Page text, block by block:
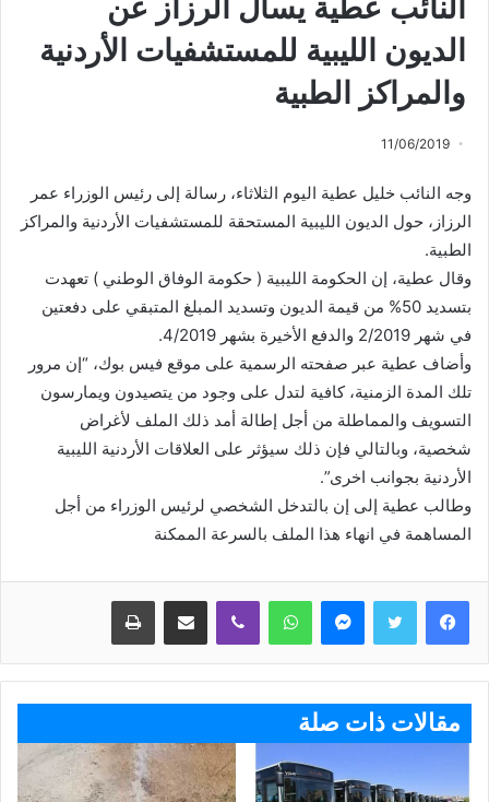
النائب عطية يسأل الرزاز عن
الديون الليبية للمستشفيات الأردنية
والمراكز الطبية
11/06/2019
وجه النائب خليل عطية اليوم الثلاثاء، رسالة إلى رئيس الوزراء عمر
الرزاز، حول الديون الليبية المستحقة للمستشفيات الأردنية والمراكز
الطبية.
وقال عطية، إن الحكومة الليبية ( حكومة الوفاق الوطني ) تعهدت
بتسديد 50% من قيمة الديون وتسديد المبلغ المتبقي على دفعتين
في شهر 2/2019 والدفع الأخيرة بشهر 4/2019.
وأضاف عطية عبر صفحته الرسمية على موقع فيس بوك، “إن مرور
تلك المدة الزمنية، كافية لتدل على وجود من يتصيدون ويمارسون
التسويف والمماطلة من أجل إطالة أمد ذلك الملف لأغراض
شخصية، وبالتالي فإن ذلك سيؤثر على العلاقات الأردنية الليبية
الأردنية بجوانب اخرى”.
وطالب عطية إلى إن بالتدخل الشخصي لرئيس الوزراء من أجل
المساهمة في انهاء هذا الملف بالسرعة الممكنة
ماسنجر واتساب ڤايبر مشاركة عبر البريد طباعة
مقالات ذات صلة